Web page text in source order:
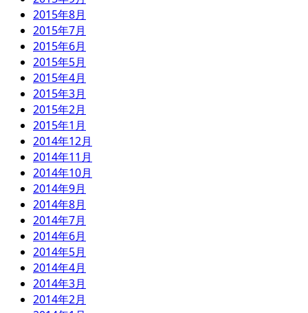
2015年8月
2015年7月
2015年6月
2015年5月
2015年4月
2015年3月
2015年2月
2015年1月
2014年12月
2014年11月
2014年10月
2014年9月
2014年8月
2014年7月
2014年6月
2014年5月
2014年4月
2014年3月
2014年2月